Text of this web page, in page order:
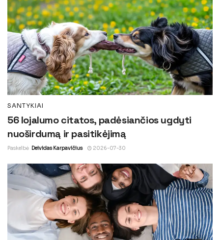
SANTYKIAI
56 lojalumo citatos, padėsiančios ugdyti
nuoširdumą ir pasitikėjimą
Paskelbė Deividas Karpavičius 2026-07-30